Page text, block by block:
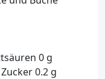
0 g
0.2 g